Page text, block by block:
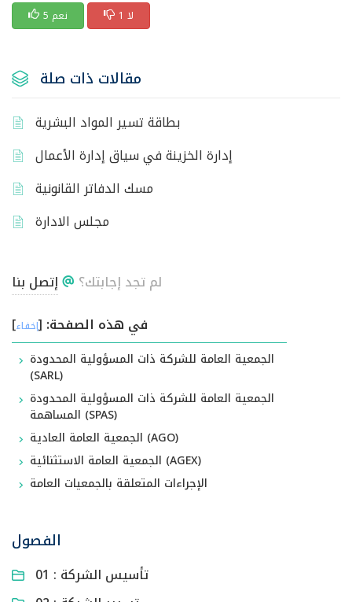
5 نعم 1 لا
مقالات ذات صلة
بطاقة تسير المواد البشرية
إدارة الخزينة في سياق إدارة الأعمال
مجلس الادارة
لم تجد إجابتك؟
إتصل بنا
في هذه الصفحة: [إخفاء]
الجمعية العامة للشركة ذات المسؤولية المحدودة
(SARL)
الجمعية العامة للشركة ذات المسؤولية المحدودة
المساهمة (SPAS)
الجمعية العامة العادية (AGO)
الجمعية العامة الاستثنائية (AGEX)
الفصول
01 : تأسيس الشركة